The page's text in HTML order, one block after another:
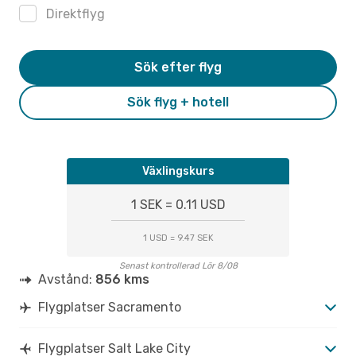
Direktflyg
Sök flyg + hotell
Sök efter flyg
Växlingskurs
1 SEK = 0.11 USD
1 USD = 9.47 SEK
Senast kontrollerad Lör 8/08
Avstånd: 856 kms
Flygplatser Sacramento
Flygplatser Salt Lake City